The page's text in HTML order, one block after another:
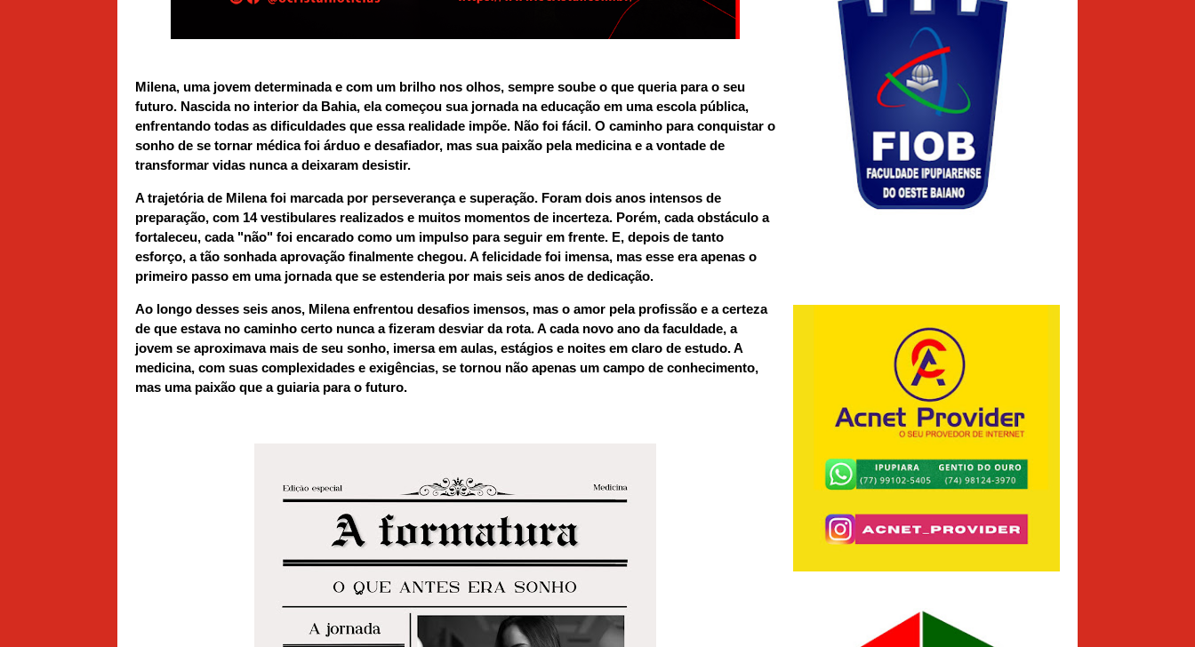
Milena, uma jovem determinada e com um brilho nos olhos, sempre soube o que queria para o seu
futuro. Nascida no interior da Bahia, ela começou sua jornada na educação em uma escola pública,
enfrentando todas as dificuldades que essa realidade impõe. Não foi fácil. O caminho para conquistar o
sonho de se tornar médica foi árduo e desafiador, mas sua paixão pela medicina e a vontade de
transformar vidas nunca a deixaram desistir.
A trajetória de Milena foi marcada por perseverança e superação. Foram dois anos intensos de
preparação, com 14 vestibulares realizados e muitos momentos de incerteza. Porém, cada obstáculo a
fortaleceu, cada "não" foi encarado como um impulso para seguir em frente. E, depois de tanto
esforço, a tão sonhada aprovação finalmente chegou. A felicidade foi imensa, mas esse era apenas o
primeiro passo em uma jornada que se estenderia por mais seis anos de dedicação.
Ao longo desses seis anos, Milena enfrentou desafios imensos, mas o amor pela profissão e a certeza
de que estava no caminho certo nunca a fizeram desviar da rota. A cada novo ano da faculdade, a
jovem se aproximava mais de seu sonho, imersa em aulas, estágios e noites em claro de estudo. A
medicina, com suas complexidades e exigências, se tornou não apenas um campo de conhecimento,
mas uma paixão que a guiaria para o futuro.